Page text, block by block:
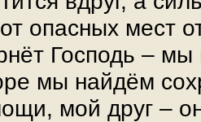
опасных мест
Господь –
мы найдём
мой друг –